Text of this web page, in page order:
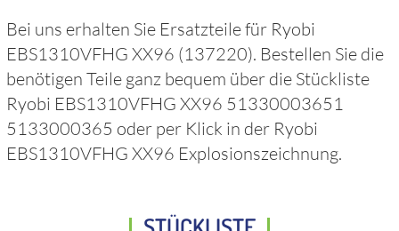
Bei uns erhalten Sie Ersatzteile für Ryobi
EBS1310VFHG XX96 (137220). Bestellen Sie die
benötigen Teile ganz bequem über die Stückliste
Ryobi EBS1310VFHG XX96 51330003651
5133000365 oder per Klick in der Ryobi
EBS1310VFHG XX96 Explosionszeichnung.